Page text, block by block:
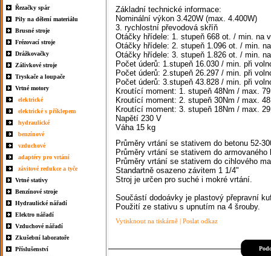
Řezačky spár
Pily na dělení materiálu
Brusné stroje
Frézovací stroje
Drážkovačky
Zálivkové stroje
Tryskače a loupače
Vrtné motory
elektrické
elektrické s příklepem
hydraulické
benzínové
vzduchové
adaptéry pro vrtání
závitové redukce a tyče
Vrtné stativy
Benzínové stroje
Hydraulické nářadí
Elektro nářadí
Vzduchové nářadí
Zkušební laboratoře
Příslušenství
Základní technické informace:
Nominální výkon 3.420W (max. 4.400W)
3. rychlostní převodová skříň
Otáčky hřídele: 1. stupeň 668 ot. / min. na
Otáčky hřídele: 2. stupeň 1.096 ot. / min.
Otáčky hřídele: 3. stupeň 1.826 ot. / min.
Počet úderů: 1.stupeň 16.030 / min. při
Počet úderů: 2.stupeň 26.297 / min. při
Počet úderů: 3.stupeň 43.828 / min. při
Kroutící moment: 1. stupeň 48Nm / max.
Kroutící moment: 2. stupeň 30Nm / max.
Kroutící moment: 3. stupeň 18Nm / max.
Napětí 230 V
Váha 15 kg
Průměry vrtání se stativem do betonu 52-
Průměry vrtání se stativem do armovaného
Průměry vrtání se stativem do cihlového
Standartně osazeno závitem 1 1/4"
Stroj je určen pro suché i mokré vrtání.
Součástí dodoávky je plastový přepravní
Použití ze stativu s upnutím na 4 šrouby.
Vytisknout na tiskárně | Poslat odkaz